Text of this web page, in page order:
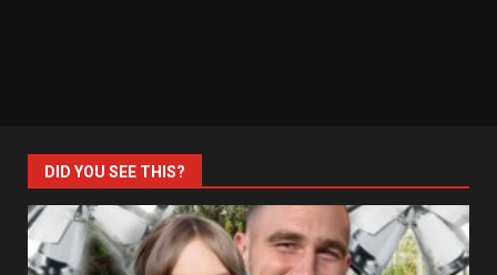
DID YOU SEE THIS?